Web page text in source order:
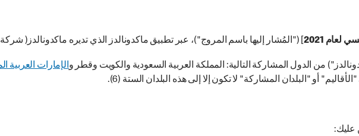
لعام 2021 ] ("المُشار إليها باسم المروج")، عبر تطبيق ماكدونالدز الذي تديره ماكدونالدز( شركة
من الدول المشاركة التالية: المملكة العربية السعودية والكويت وقطر والإمارات العربية
أو "البلدان المشاركة" لا تكون إلا إلى هذه البلدان الستة (6).
عليك: